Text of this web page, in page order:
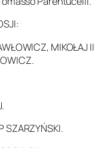
MIKOŁAJ II
SZARZYŃSKI.